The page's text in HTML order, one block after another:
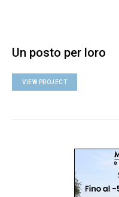
Un posto per loro
VIEW PROJECT